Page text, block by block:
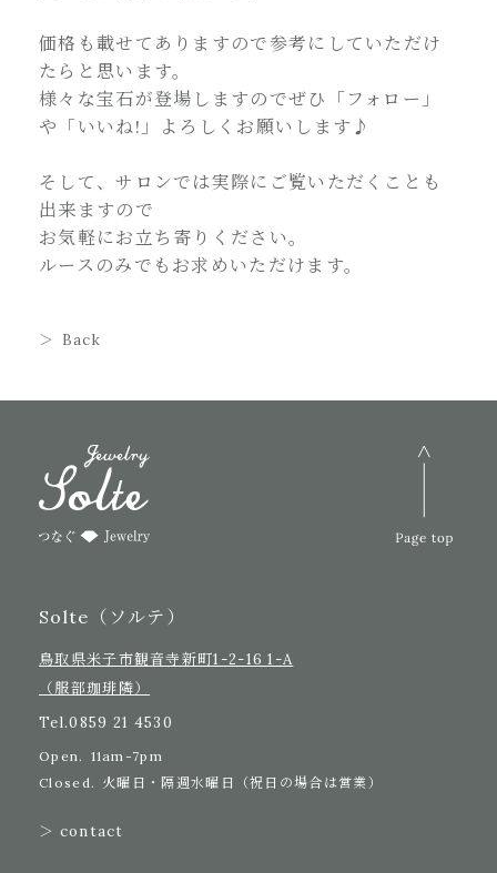
価格も載せてありますので参考にしていただけ
たらと思います。
様々な宝石が登場しますのでぜひ「フォロー」
や「いいね!」よろしくお願いします♪
そして、サロンでは実際にご覧いただくことも
出来ますので
お気軽にお立ち寄りください。
ルースのみでもお求めいただけます。
Back
Solte（ソルテ）
鳥取県米子市観音寺新町1-2-16 1-A
（服部珈琲隣）
Tel.0859 21 4530
Open. 11am-7pm
Closed. 火曜日・隔週水曜日（祝日の場合は営業）
＞ contact